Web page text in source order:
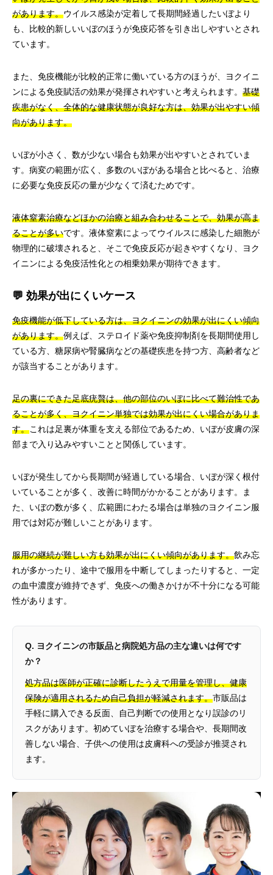
があります。ウイルス感染が定着して長期間経過したいぼより
も、比較的新しいいぼのほうが免疫応答を引き出しやすいとされ
ています。
また、免疫機能が比較的正常に働いている方のほうが、ヨクイニ
ンによる免疫賦活の効果が発揮されやすいと考えられます。 基礎
疾患がなく、全体的な健康状態が良好な方は、効果が出やすい傾
向があります。
いぼが小さく、数が少ない場合も効果が出やすいとされていま
す。病変の範囲が広く、多数のいぼがある場合と比べると、治療
に必要な免疫反応の量が少なくて済むためです。
液体窒素治療などほかの治療と組み合わせることで、効果が高ま
ることが多いです。液体窒素によってウイルスに感染した細胞が
物理的に破壊されると、そこで免疫反応が起きやすくなり、ヨク
イニンによる免疫活性化との相乗効果が期待できます。
💬 効果が出にくいケース
免疫機能が低下している方は、ヨクイニンの効果が出にくい傾向
があります。例えば、ステロイド薬や免疫抑制剤を長期間使用し
ている方、糖尿病や腎臓病などの基礎疾患を持つ方、高齢者など
が該当することがあります。
足の裏にできた足底疣贅は、他の部位のいぼに比べて難治性であ
ることが多く、ヨクイニン単独では効果が出にくい場合がありま
す。これは足裏が体重を支える部位であるため、いぼが皮膚の深
部まで入り込みやすいことと関係しています。
いぼが発生してから長期間が経過している場合、いぼが深く根付
いていることが多く、改善に時間がかかることがあります。ま
た、いぼの数が多く、広範囲にわたる場合は単独のヨクイニン服
用では対応が難しいことがあります。
服用の継続が難しい方も効果が出にくい傾向があります。飲み忘
れが多かったり、途中で服用を中断してしまったりすると、一定
の血中濃度が維持できず、免疫への働きかけが不十分になる可能
性があります。
Q. ヨクイニンの市販品と病院処方品の主な違いは何です
か？
処方品は医師が正確に診断したうえで用量を管理し、健康
保険が適用されるため自己負担が軽減されます。市販品は
手軽に購入できる反面、自己判断での使用となり誤診のリ
スクがあります。初めていぼを治療する場合や、長期間改
善しない場合、子供への使用は皮膚科への受診が推奨され
ます。